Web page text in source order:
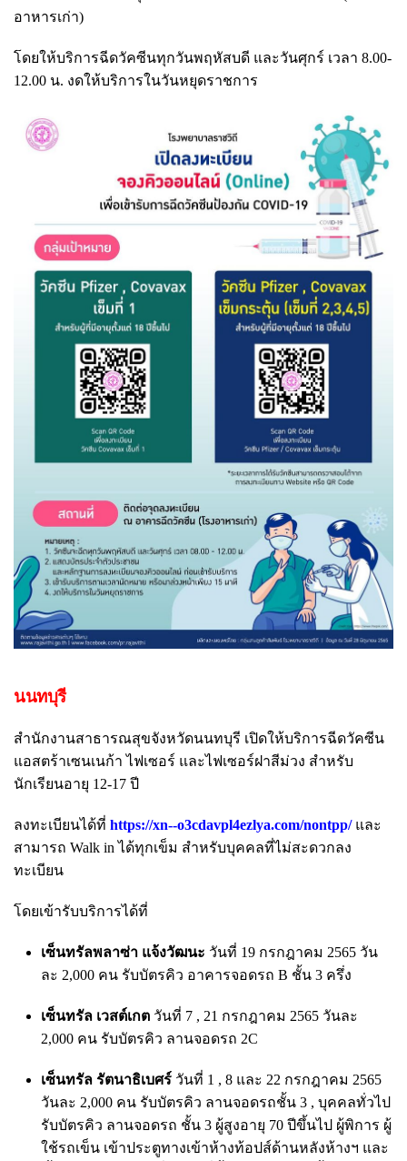
อาหารเก่า)
โดยให้บริการฉีดวัคซีนทุกวันพฤหัสบดี และวันศุกร์ เวลา 8.00-
12.00 น. งดให้บริการในวันหยุดราชการ
นนทบุรี
สำนักงานสาธารณสุขจังหวัดนนทบุรี เปิดให้บริการฉีดวัคซีน
แอสตร้าเซนเนก้า ไฟเซอร์ และไฟเซอร์ฝาสีม่วง สำหรับ
นักเรียนอายุ 12-17 ปี
ลงทะเบียนได้ที่ https://xn--o3cdavpl4ezlya.com/nontpp/และ
สามารถ Walk in ได้ทุกเข็ม สำหรับบุคคลที่ไม่สะดวกลง
ทะเบียน
โดยเข้ารับบริการได้ที่
เซ็นทรัลพลาซ่า แจ้งวัฒนะ วันที่ 19 กรกฎาคม 2565 วัน
ละ 2,000 คน รับบัตรคิว อาคารจอดรถ B ชั้น 3 ครึ่ง
เซ็นทรัล เวสต์เกต วันที่ 7 , 21 กรกฎาคม 2565 วันละ
2,000 คน รับบัตรคิว ลานจอดรถ 2C
เซ็นทรัล รัตนาธิเบศร์ วันที่ 1 , 8 และ 22 กรกฎาคม 2565
วันละ 2,000 คน รับบัตรคิว ลานจอดรถชั้น 3 , บุคคลทั่วไป
รับบัตรคิว ลานจอดรถ ชั้น 3 ผู้สูงอายุ 70 ปีขึ้นไป ผู้พิการ ผู้
ใช้รถเข็น เข้าประตูทางเข้าห้างท้อปส์ด้านหลังห้างฯ และ